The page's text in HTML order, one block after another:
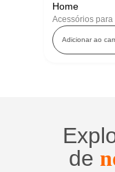
Home
Acessórios para
Adicionar ao
de